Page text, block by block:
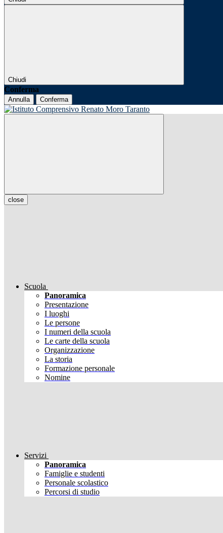
Chiudi
Conferma
Annulla Conferma
close
Scuola
Panoramica
Presentazione
I luoghi
Le persone
I numeri della scuola
Le carte della scuola
Organizzazione
La storia
Formazione personale
Nomine
Servizi
Panoramica
Famiglie e studenti
Personale scolastico
Percorsi di studio